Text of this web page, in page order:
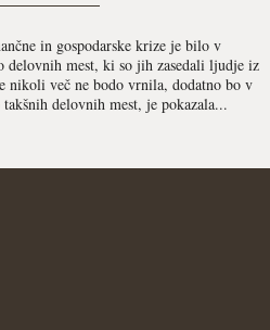
in gospodarske krize je bilo v
mest, ki so jih zasedali ljudje iz
nikoli več ne bodo vrnila, dodatno bo v
delovnih mest, je pokazala...